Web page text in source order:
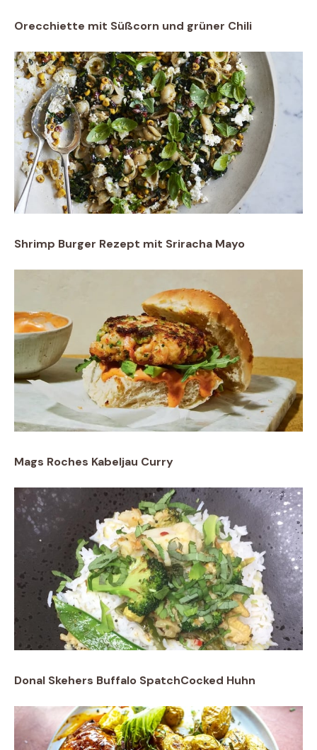
Orecchiette mit Süßcorn und grüner Chili
Shrimp Burger Rezept mit Sriracha Mayo
Mags Roches Kabeljau Curry
Donal Skehers Buffalo SpatchCocked Huhn